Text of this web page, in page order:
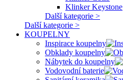
Klinker Keystone
Další kategorie >
Další kategorie >
KOUPELNY
Inspirace koupelny
Obklady koupelny
Nábytek do koupelny
Vodovodní baterie